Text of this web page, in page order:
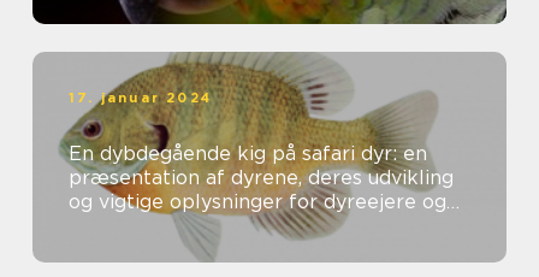
17. januar 2024
En dybdegående kig på safari dyr: en
præsentation af dyrene, deres udvikling
og vigtige oplysninger for dyreejere og
dyreelskere